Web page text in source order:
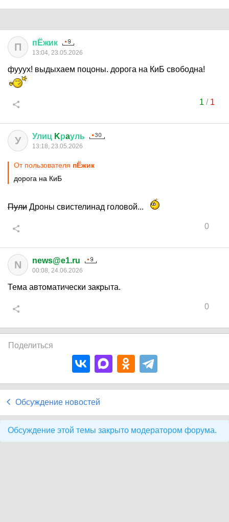
П пЁжик
13:04, 23.05.2026
фууух! выдыхаем поцоны. дорога на КиБ свободна!
1 / 1
У Улиц Kрaуль
13:18, 23.05.2026
От пользователя пЁжик
дорога на КиБ
Пули Дроны свистелинад головой...
0
N news@e1.ru
00:08, 24.06.2026
Тема автоматически закрыта.
0
Поделиться
Обсуждение новостей
Обсуждение этой темы закрыто модератором форума.